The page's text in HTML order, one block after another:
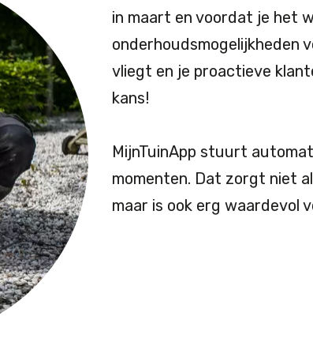
in maart en voordat je het
onderhoudsmogelijkheden
vliegt en je proactieve
kans!
MijnTuinApp stuurt
momenten. Dat zorgt niet
maar is ook erg waardevol